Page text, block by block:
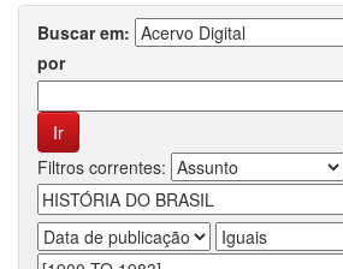
Buscar em:
por
Filtros correntes: